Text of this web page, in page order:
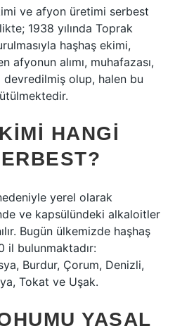
ve afyon üretimi serbest
1938 yılında Toprak
haşhaş ekimi,
afyonun alımı, muhafazası,
devredilmiş olup, halen bu
HANGI
yerel olarak
ve kapsülündeki alkaloitler
Bugün ülkemizde haşhaş
il bulunmaktadır:
Burdur, Çorum, Denizli,
Tokat ve Uşak.
YASAL